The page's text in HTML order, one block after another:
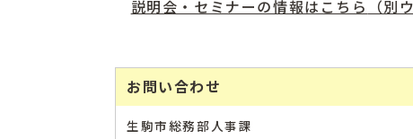
説明会・セミナーの情報はこちら （別
お問い合わせ
生駒市総務部人事課